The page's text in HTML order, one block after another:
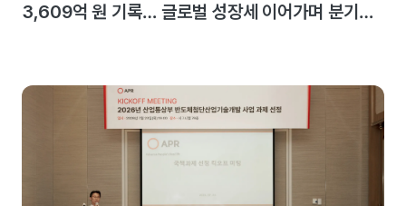
3,609억 원 기록… 글로벌 성장세 이어가며 분기